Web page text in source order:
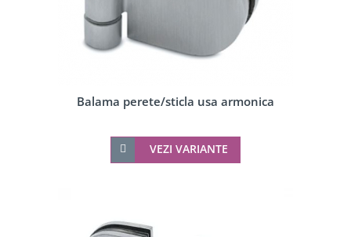
Balama perete/sticla usa armonica
VEZI VARIANTE